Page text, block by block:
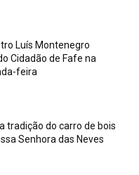
Luís Montenegro
Cidadão de Fafe na
feira
tradição do carro de bois
Senhora das Neves